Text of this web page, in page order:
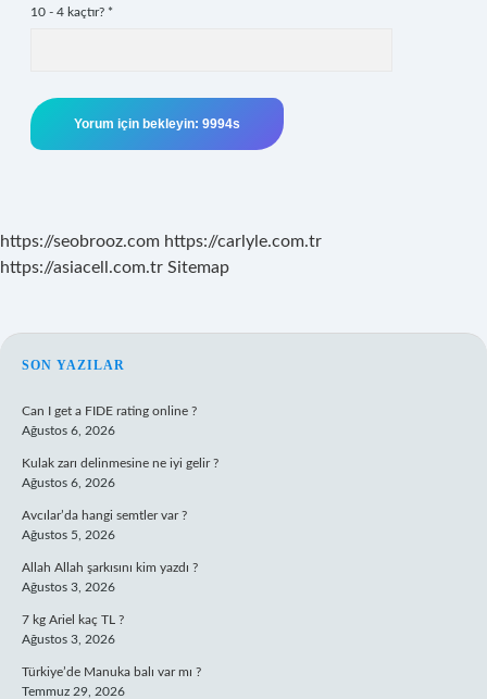
10 - 4 kaçtır? *
https://seobrooz.com https://carlyle.com.tr
https://asiacell.com.tr Sitemap
SIDEBAR
SON YAZILAR
Can I get a FIDE rating online ?
Ağustos 6, 2026
Kulak zarı delinmesine ne iyi gelir ?
Ağustos 6, 2026
Avcılar’da hangi semtler var ?
Ağustos 5, 2026
Allah Allah şarkısını kim yazdı ?
Ağustos 3, 2026
7 kg Ariel kaç TL ?
Ağustos 3, 2026
Türkiye’de Manuka balı var mı ?
Temmuz 29, 2026